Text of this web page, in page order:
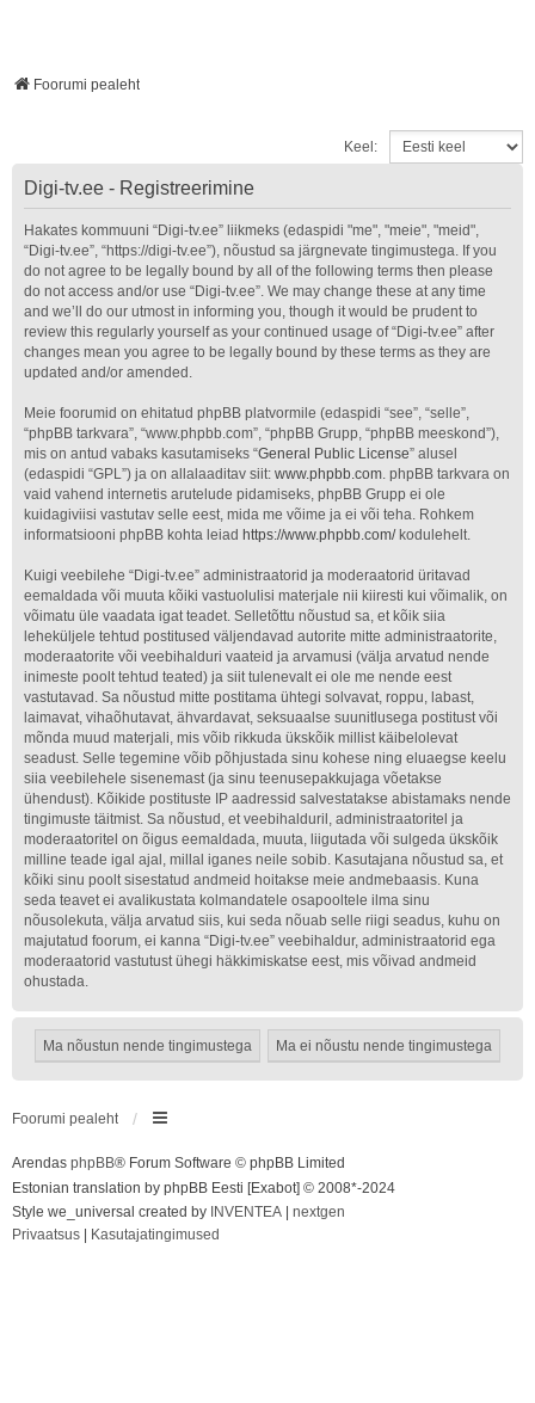
Foorumi pealeht
Keel:
Digi-tv.ee - Registreerimine
Hakates kommuuni “Digi-tv.ee” liikmeks (edaspidi "me", "meie", "meid",
“Digi-tv.ee”, “https://digi-tv.ee”), nõustud sa järgnevate tingimustega. If you
do not agree to be legally bound by all of the following terms then please
do not access and/or use “Digi-tv.ee”. We may change these at any time
and we’ll do our utmost in informing you, though it would be prudent to
review this regularly yourself as your continued usage of “Digi-tv.ee” after
changes mean you agree to be legally bound by these terms as they are
updated and/or amended.
Meie foorumid on ehitatud phpBB platvormile (edaspidi “see”, “selle”,
“phpBB tarkvara”, “www.phpbb.com”, “phpBB Grupp, “phpBB meeskond”),
mis on antud vabaks kasutamiseks “General Public License” alusel
(edaspidi “GPL”) ja on allalaaditav siit: www.phpbb.com. phpBB tarkvara on
vaid vahend internetis arutelude pidamiseks, phpBB Grupp ei ole
kuidagiviisi vastutav selle eest, mida me võime ja ei või teha. Rohkem
informatsiooni phpBB kohta leiad https://www.phpbb.com/kodulehelt.
Kuigi veebilehe “Digi-tv.ee” administraatorid ja moderaatorid üritavad
eemaldada või muuta kõiki vastuolulisi materjale nii kiiresti kui võimalik, on
võimatu üle vaadata igat teadet. Selletõttu nõustud sa, et kõik siia
leheküljele tehtud postitused väljendavad autorite mitte administraatorite,
moderaatorite või veebihalduri vaateid ja arvamusi (välja arvatud nende
inimeste poolt tehtud teated) ja siit tulenevalt ei ole me nende eest
vastutavad. Sa nõustud mitte postitama ühtegi solvavat, roppu, labast,
laimavat, vihaõhutavat, ähvardavat, seksuaalse suunitlusega postitust või
mõnda muud materjali, mis võib rikkuda ükskõik millist käibelolevat
seadust. Selle tegemine võib põhjustada sinu kohese ning eluaegse keelu
siia veebilehele sisenemast (ja sinu teenusepakkujaga võetakse
ühendust). Kõikide postituste IP aadressid salvestatakse abistamaks nende
tingimuste täitmist. Sa nõustud, et veebihalduril, administraatoritel ja
moderaatoritel on õigus eemaldada, muuta, liigutada või sulgeda ükskõik
milline teade igal ajal, millal iganes neile sobib. Kasutajana nõustud sa, et
kõiki sinu poolt sisestatud andmeid hoitakse meie andmebaasis. Kuna
seda teavet ei avalikustata kolmandatele osapooltele ilma sinu
nõusolekuta, välja arvatud siis, kui seda nõuab selle riigi seadus, kuhu on
majutatud foorum, ei kanna “Digi-tv.ee” veebihaldur, administraatorid ega
moderaatorid vastutust ühegi häkkimiskatse eest, mis võivad andmeid
ohustada.
Foorumi pealeht
Arendas phpBB® Forum Software © phpBB Limited
Estonian translation by phpBB Eesti [Exabot] © 2008*-2024
Style we_universal created by INVENTEA
nextgen
Privaatsus
Kasutajatingimused